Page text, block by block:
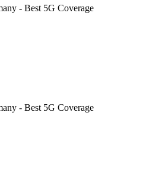
- Best 5G Coverage
- Best 5G Coverage